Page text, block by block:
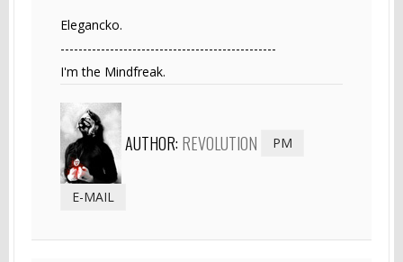
Elegancko.
------------------------------------------------
I'm the Mindfreak.
AUTHOR: REVOLUTION PM
E-MAIL